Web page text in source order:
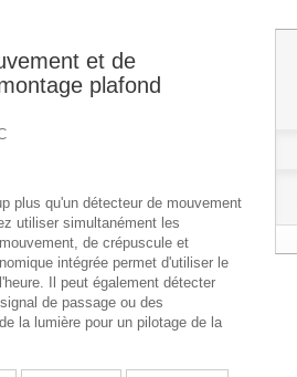
et de
plafond
plus qu'un détecteur de mouvement
utiliser simultanément les
de crépuscule et
intégrée permet d'utiliser le
Il peut également détecter
de passage ou des
la lumière pour un pilotage de la